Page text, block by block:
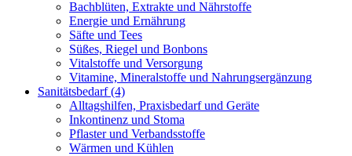
Bachblüten, Extrakte und Nährstoffe
Energie und Ernährung
Säfte und Tees
Süßes, Riegel und Bonbons
Vitalstoffe und Versorgung
Vitamine, Mineralstoffe und Nahrungsergänzung
Sanitätsbedarf(4)
Alltagshilfen, Praxisbedarf und Geräte
Inkontinenz und Stoma
Pflaster und Verbandsstoffe
Wärmen und Kühlen